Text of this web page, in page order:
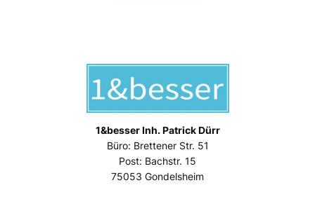
1&besser Inh. Patrick Dürr
Büro: Brettener Str. 51
Post: Bachstr. 15
75053 Gondelsheim